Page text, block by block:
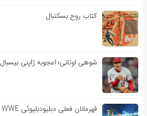
کتاب روح بسکتبال
شوهی اوتانی؛ اعجوبه ژاپنی بیسبال
قهرمانان فعلی دبلیودبلیوئی WWE